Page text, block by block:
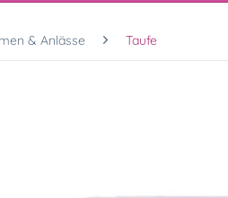
& Anlässe Taufe